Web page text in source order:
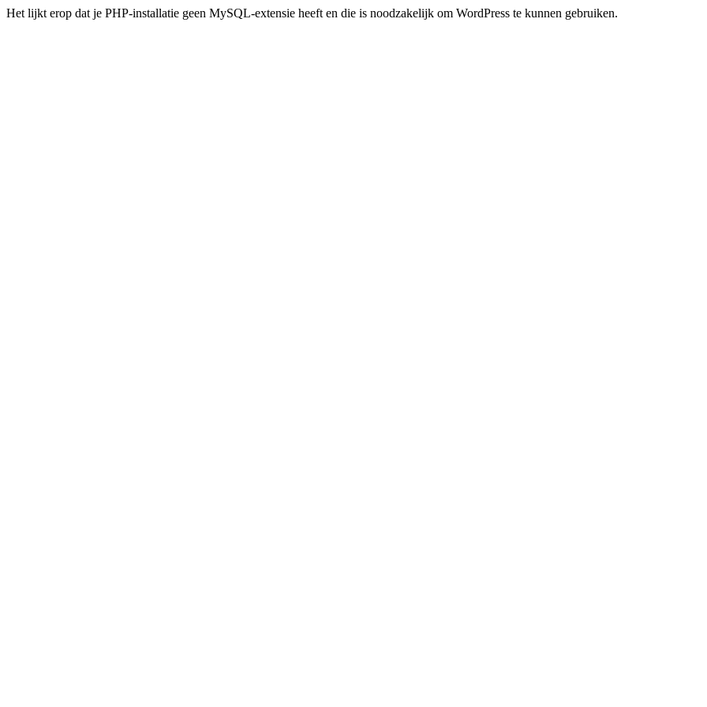
Het lijkt erop dat je PHP-installatie geen MySQL-extensie heeft en die is noodzakelijk om WordPress te kunnen gebruiken.